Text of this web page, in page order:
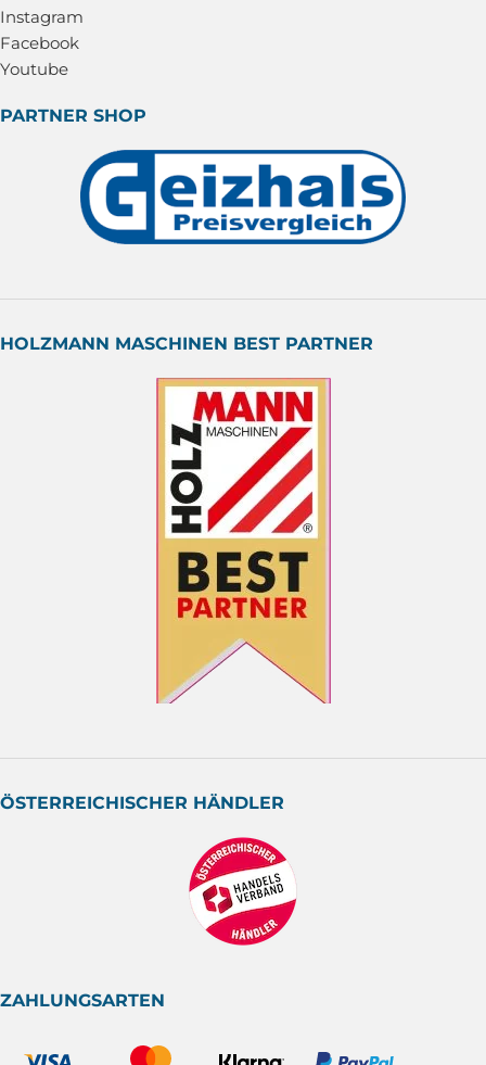
Instagram
Facebook
Youtube
PARTNER SHOP
HOLZMANN MASCHINEN BEST PARTNER
ÖSTERREICHISCHER HÄNDLER
ZAHLUNGSARTEN